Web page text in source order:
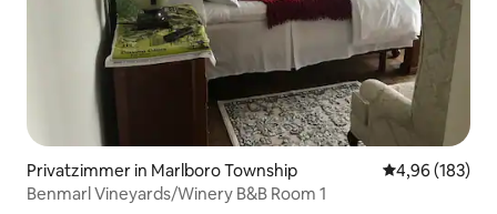
Privatzimmer in Marlboro Township
4,96 (183)
Benmarl Vineyards/Winery B&B Room 1